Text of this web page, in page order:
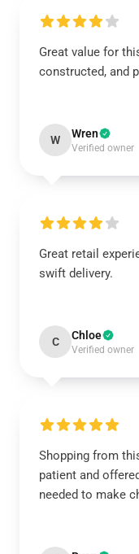
Great value for
constructed, and
W Wren
Verified owner
Great retail
swift delivery.
C Chloe
Verified owner
Shopping from
patient and
needed to make